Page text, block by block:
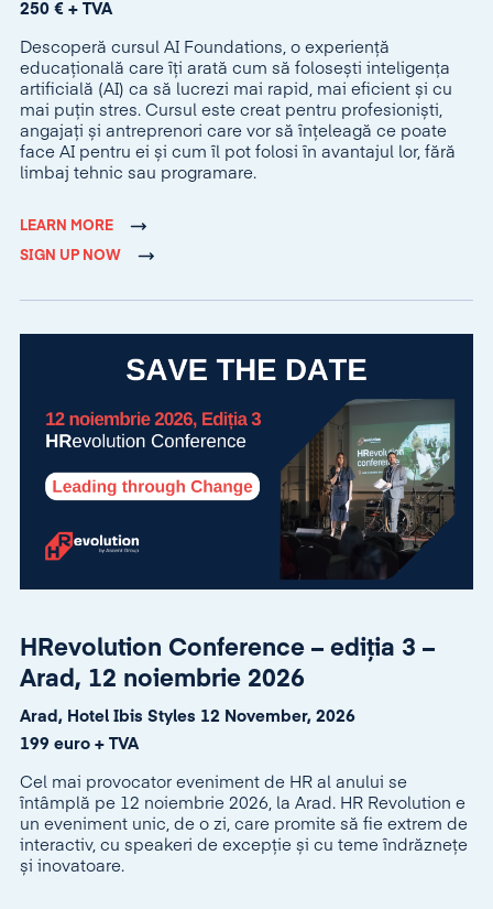
250 € + TVA
Descoperă cursul AI Foundations, o experiență
educațională care îți arată cum să folosești inteligența
artificială (AI) ca să lucrezi mai rapid, mai eficient și cu
mai puțin stres. Cursul este creat pentru profesioniști,
angajați și antreprenori care vor să înțeleagă ce poate
face AI pentru ei și cum îl pot folosi în avantajul lor, fără
limbaj tehnic sau programare.
LEARN MORE
SIGN UP NOW
HRevolution Conference – ediția 3 –
Arad, 12 noiembrie 2026
Arad, Hotel Ibis Styles 12 November, 2026
199 euro + TVA
Cel mai provocator eveniment de HR al anului se
întâmplă pe 12 noiembrie 2026, la Arad. HR Revolution e
un eveniment unic, de o zi, care promite să fie extrem de
interactiv, cu speakeri de excepție și cu teme îndrăznețe
și inovatoare.